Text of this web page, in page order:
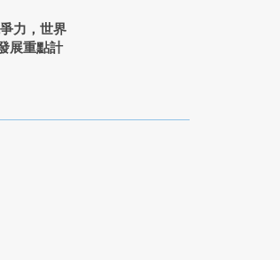
力，世界
展重點計